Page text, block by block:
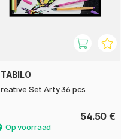
Set Arty 36 pcs
54.50 €